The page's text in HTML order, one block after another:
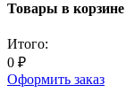
Товары в корзине
Итого:
0 ₽
Оформить заказ